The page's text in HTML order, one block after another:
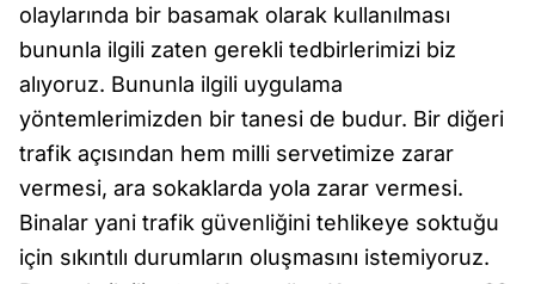
olaylarında bir basamak olarak kullanılması
bununla ilgili zaten gerekli tedbirlerimizi biz
alıyoruz. Bununla ilgili uygulama
yöntemlerimizden bir tanesi de budur. Bir diğeri
trafik açısından hem milli servetimize zarar
vermesi, ara sokaklarda yola zarar vermesi.
Binalar yani trafik güvenliğini tehlikeye soktuğu
için sıkıntılı durumların oluşmasını istemiyoruz.